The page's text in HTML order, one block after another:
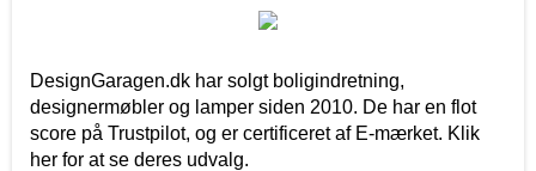
DesignGaragen.dk har solgt boligindretning,
designermøbler og lamper siden 2010. De har en flot
score på Trustpilot, og er certificeret af E-mærket. Klik
her for at se deres udvalg.